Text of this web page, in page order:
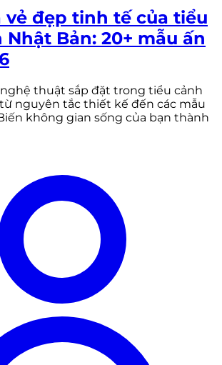
vẻ đẹp tinh tế của tiểu
Bản: 20+ mẫu ấn
thuật sắp đặt trong tiểu cảnh
nguyên tắc thiết kế đến các mẫu
không gian sống của bạn thành